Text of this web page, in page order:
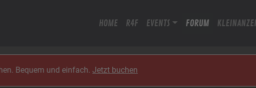
HOME R4F EVENTS FORUM
Bequem und einfach.Jetzt buchen